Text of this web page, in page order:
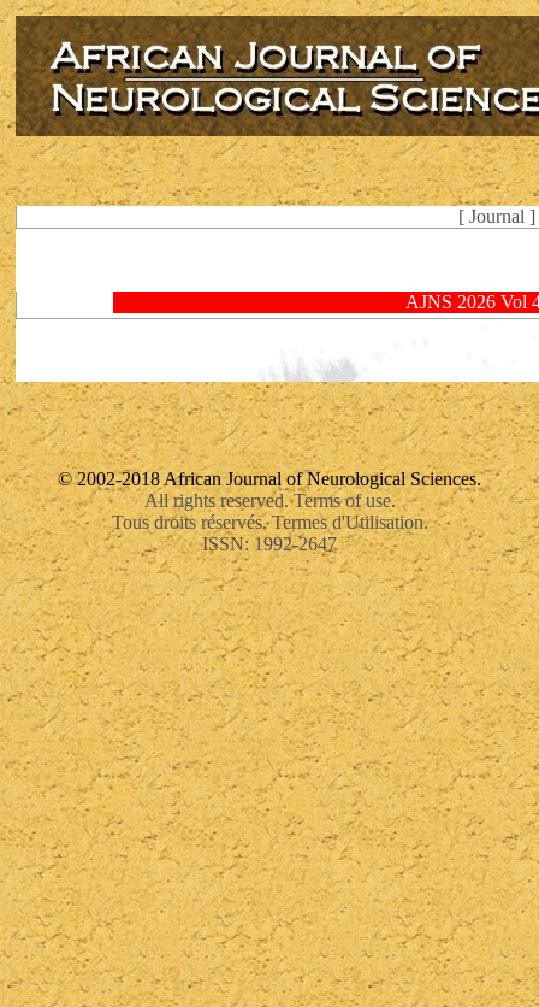
[ Journal ]
AJNS 2026 Vol
© 2002-2018 African Journal of Neurological Sciences.
All rights reserved. Terms of use.
Tous droits réservés. Termes d'Utilisation.
ISSN: 1992-2647